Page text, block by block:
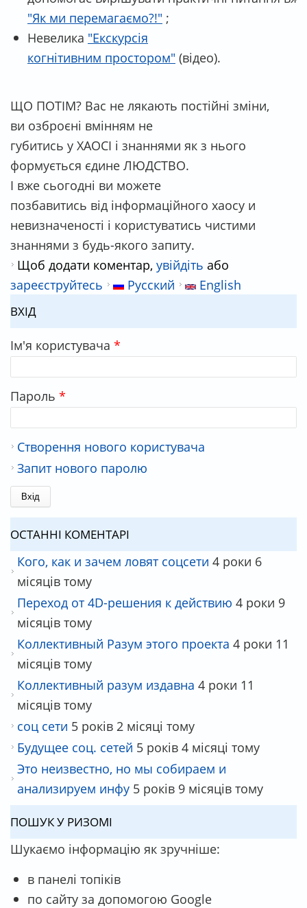
"Як ми перемагаємо?!" ;
Невелика "Екскурсія
когнітивним простором" (відео).
ЩО ПОТІМ? Вас не лякають постійні зміни,
ви озброєні вмінням не
губитись у ХАОСІ і знаннями як з нього
формується єдине ЛЮДСТВО.
І вже сьогодні ви можете
позбавитись від інформаційного хаосу и
невизначеності і користуватись чистими
знаннями з будь-якого запиту.
Щоб додати коментар, увійдіть або
зареєструйтесь
Русский English
ВХІД
Ім'я користувача *
Пароль *
Створення нового користувача
Запит нового паролю
ОСТАННІ КОМЕНТАРІ
Кого, как и зачем ловят соцсети 4 роки 6
місяців тому
Переход от 4D-решения к действию 4 роки 9
місяців тому
Коллективный Разум этого проекта 4 роки 11
місяців тому
Коллективный разум издавна 4 роки 11
місяців тому
соц сети 5 років 2 місяці тому
Будущее соц. сетей 5 років 4 місяці тому
Это неизвестно, но мы собираем и
анализируем инфу 5 років 9 місяців тому
ПОШУК У РИЗОМІ
Шукаємо інформацію як зручніше:
в панелі топіків
по сайту за допомогою Google